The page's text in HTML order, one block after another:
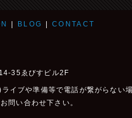
BLOG CONTACT
35ゑびすビル2F
イブや準備等で電話が繋がらない
問い合わせ下さい。